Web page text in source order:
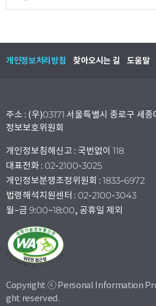
개인정보처리방침 찾아오시는 길 도움말
주소 : (우)03171 서울특별시 종로구 세
정보보호위원회
개인정보침해신고 : 국번없이 118
대표전화 : 02-2100-3025
개인정보분쟁조정위원회 : 1833-6972
법령해석지원센터 : 02-2100-3043
월~금 9:00~18:00, 공휴일 제외
Copyright ⓒ Personal Information
ght reserved.